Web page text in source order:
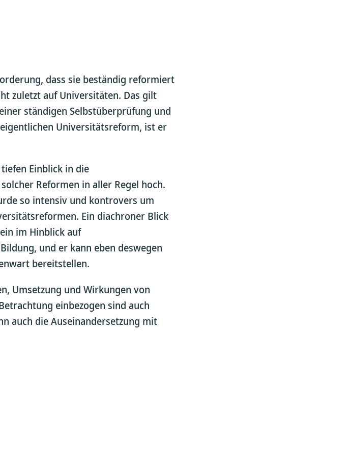
dass sie beständig reformiert
zuletzt auf Universitäten. Das gilt
ständigen Selbstüberprüfung und
Universitätsreform, ist er
Einblick in die
Reformen in aller Regel hoch.
so intensiv und kontrovers um
Ein diachroner Blick
im Hinblick auf
und er kann eben deswegen
bereitstellen.
Umsetzung und Wirkungen von
einbezogen sind auch
auch die Auseinandersetzung mit